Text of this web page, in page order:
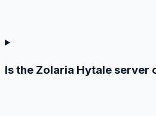
Is the Zolaria Hytale server